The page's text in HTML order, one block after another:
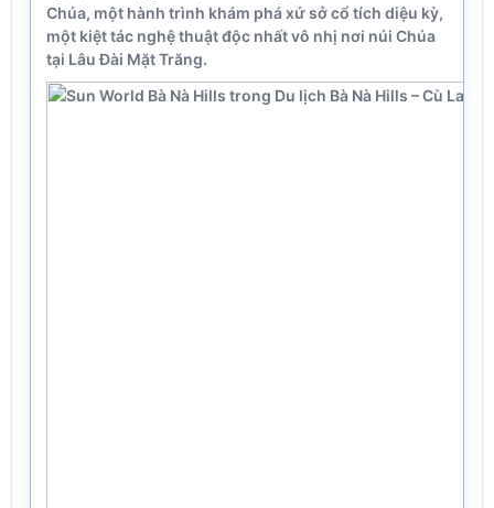
Chúa, một hành trình khám phá xứ sở cổ tích diệu kỳ,
một kiệt tác nghệ thuật độc nhất vô nhị nơi núi Chúa
tại Lâu Đài Mặt Trăng.